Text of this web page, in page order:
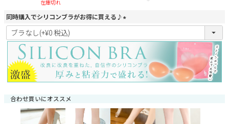
在庫切れ
同時購入でシリコンブラがお得に買える♪
(
須
)
合わせ買いにオススメ